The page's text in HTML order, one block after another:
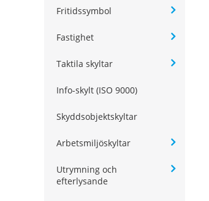
Fritidssymbol
Fastighet
Taktila skyltar
Info-skylt (ISO 9000)
Skyddsobjektskyltar
Arbetsmiljöskyltar
Utrymning och
efterlysande